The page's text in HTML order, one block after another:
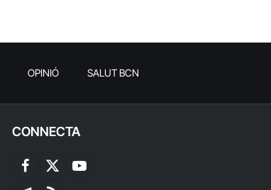
OPINIÓ SALUT BCN
CONNECTA
Facebook
X
(Twitter)
YouTube